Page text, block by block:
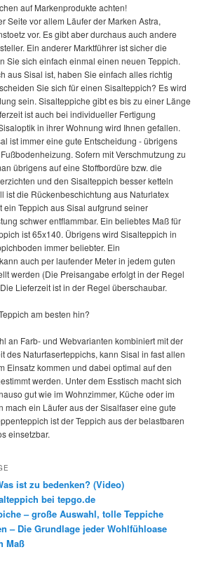
auf Markenprodukte achten!
Seite vor allem Läufer der Marken Astra,
vor. Es gibt aber durchaus auch andere
Ein anderer Marktführer ist sicher die
Sie sich einfach einmal einen neuen Teppich.
aus Sisal ist, haben Sie einfach alles richtig
Sie sich für einen Sisalteppich? Es wird
sein. Sisalteppiche gibt es bis zu einer Länge
ist auch bei individueller Fertigung
in ihrer Wohnung wird Ihnen gefallen.
ist immer eine gute Entscheidung - übrigens
Sofern mit Verschmutzung zu
übrigens auf eine Stoffbordüre bzw. die
und den Sisalteppich besser ketteln
ist die Rückenbeschichtung aus Naturlatex
ein Teppich aus Sisal aufgrund seiner
schwer entflammbar. Ein beliebtes Maß für
ist 65x140. Übrigens wird Sisalteppich in
immer beliebter. Ein
auch per laufender Meter in jedem guten
werden (Die Preisangabe erfolgt in der Regel
Lieferzeit ist in der Regel überschaubar.
am besten hin?
an Farb- und Webvarianten kombiniert mit der
des Naturfaserteppichs, kann Sisal in fast allen
Einsatz kommen und dabei optimal auf den
werden. Unter dem Esstisch macht sich
gut wie im Wohnzimmer, Küche oder im
mach ein Läufer aus der Sisalfaser eine gute
ist der Teppich aus der belastbaren
einsetzbar.
ist zu bedenken? (Video)
bei tepgo.de
– große Auswahl, tolle Teppiche
– Die Grundlage jeder Wohlfühloase
Maß